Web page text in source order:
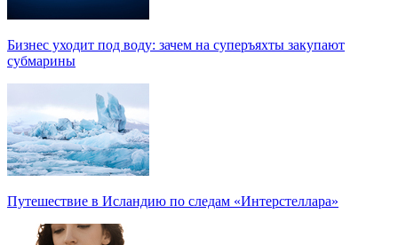
Бизнес уходит под воду: зачем на суперъяхты закупают
субмарины
Путешествие в Исландию по следам «Интерстеллара»